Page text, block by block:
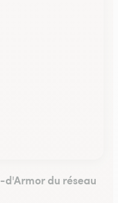
d'Armor du réseau